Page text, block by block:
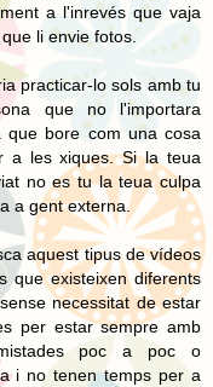
a l'inrevés que vaja
li envie fotos.
practicar-lo sols amb tu
que no l'importara
bore com una cosa
a les xiques. Si la teua
no es tu la teua culpa
a gent externa.
aquest tipus de vídeos
que existeixen diferents
necessitat de estar
per estar sempre amb
poc a poc o
i no tenen temps per a